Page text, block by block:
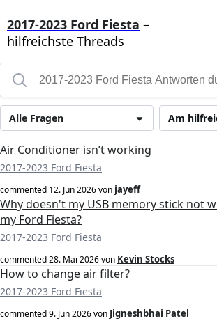
2017-2023 Ford Fiesta –
hilfreichste Threads
Am
Alle Fragen
Air Conditioner isn’t working
2017-2023 Ford Fiesta
commented 12. Jun 2026von jayeff
Why doesn't my USB memory stick not
my Ford Fiesta?
2017-2023 Ford Fiesta
commented28. Mai 2026von Kevin Stocks
How to change air filter?
2017-2023 Ford Fiesta
commented9. Jun 2026von Jigneshbhai Patel